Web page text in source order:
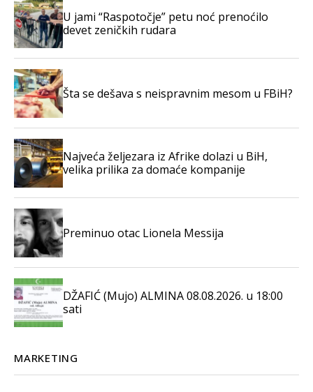
U jami “Raspotočje” petu noć prenoćilo
devet zeničkih rudara
Šta se dešava s neispravnim mesom u FBiH?
Najveća željezara iz Afrike dolazi u BiH,
velika prilika za domaće kompanije
Preminuo otac Lionela Messija
DŽAFIĆ (Mujo) ALMINA 08.08.2026. u 18:00
sati
MARKETING